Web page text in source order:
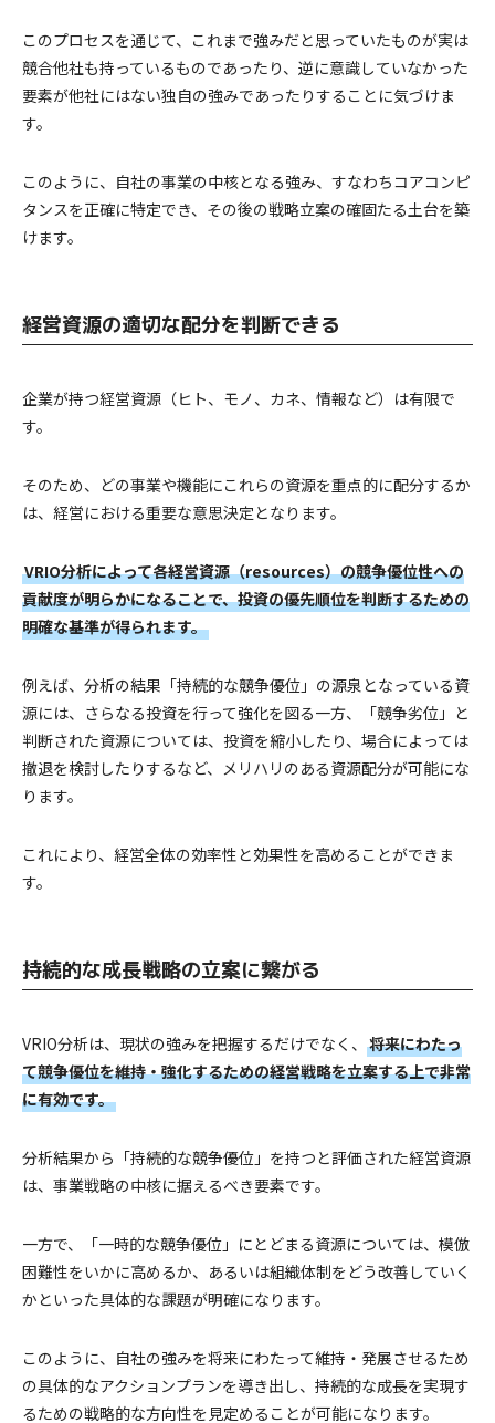
このプロセスを通じて、これまで強みだと思っていたものが実は
競合他社も持っているものであったり、逆に意識していなかった
要素が他社にはない独自の強みであったりすることに気づけま
す。
このように、自社の事業の中核となる強み、すなわちコアコンピ
タンスを正確に特定でき、その後の戦略立案の確固たる土台を築
けます。
経営資源の適切な配分を判断できる
企業が持つ経営資源（ヒト、モノ、カネ、情報など）は有限で
す。
そのため、どの事業や機能にこれらの資源を重点的に配分するか
は、経営における重要な意思決定となります。
VRIO分析によって各経営資源（resources）の競争優位性への
貢献度が明らかになることで、投資の優先順位を判断するための
明確な基準が得られます。
例えば、分析の結果「持続的な競争優位」の源泉となっている資
源には、さらなる投資を行って強化を図る一方、「競争劣位」と
判断された資源については、投資を縮小したり、場合によっては
撤退を検討したりするなど、メリハリのある資源配分が可能にな
ります。
これにより、経営全体の効率性と効果性を高めることができま
す。
持続的な成長戦略の立案に繋がる
VRIO分析は、現状の強みを把握するだけでなく、 将来にわたっ
て競争優位を維持・強化するための経営戦略を立案する上で非常
に有効です。
分析結果から「持続的な競争優位」を持つと評価された経営資源
は、事業戦略の中核に据えるべき要素です。
一方で、「一時的な競争優位」にとどまる資源については、模倣
困難性をいかに高めるか、あるいは組織体制をどう改善していく
かといった具体的な課題が明確になります。
このように、自社の強みを将来にわたって維持・発展させるため
の具体的なアクションプランを導き出し、持続的な成長を実現す
るための戦略的な方向性を見定めることが可能になります。